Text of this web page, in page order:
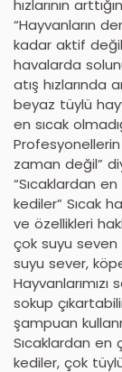
hızlarının
“Hayvanların
kadar aktif
havalarda
atış hızlarında
beyaz tüylü
en sıcak
zaman değil”
“Sıcaklardan
kediler” Sıcak
ve özellikleri
çok suyu seven
suyu sever,
sokup
şampuan
Sıcaklardan en
kediler, çok